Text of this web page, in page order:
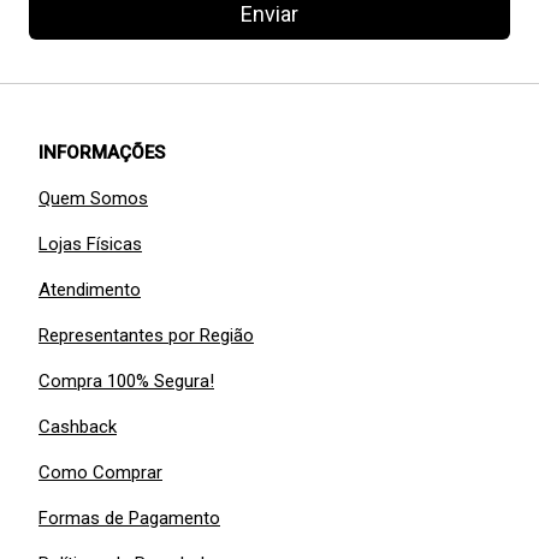
Enviar
INFORMAÇÕES
Quem Somos
Lojas Físicas
Atendimento
Representantes por Região
Compra 100% Segura!
Cashback
Como Comprar
Formas de Pagamento